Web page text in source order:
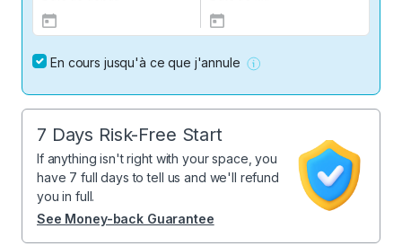
En cours jusqu'à ce que j'annule
7 Days Risk-Free Start
If anything isn't right with your space, you
have 7 full days to tell us and we'll refund
you in full.
See Money-back Guarantee